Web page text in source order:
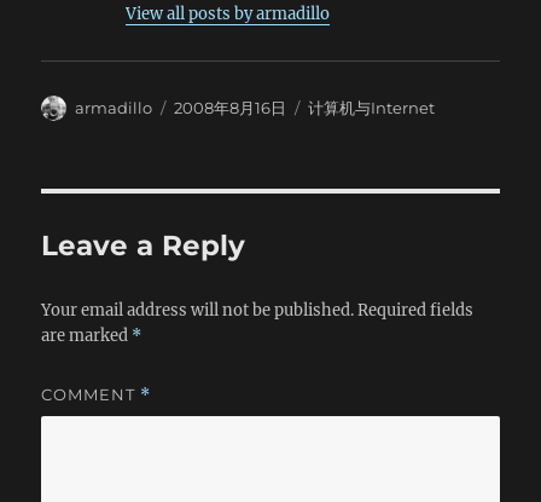
缸里的时候，我喜欢放音乐。但是电脑的声音很小，几乎被换
二是把换气扇的电路从电灯独立出来。左思右想之后，我决定
还是去买个小音箱。 看到有人二十五块卖一套罗技5.1的音
亚马逊上挑了很久，最后找到这个： 二十块钱（不包括iPod
正（在我心理和生理能接受的范围之内）；缺点：要用电池
接，这样意味着我不能给iPhone和iPod充电。 好，说完音
箱，就此打住，总之我非常喜欢，等有钱了换个带俩Dock的，
了。上星期和耳机一起下的单，音箱都收到了，耳机刚刚发
View all posts by armadillo
Author
armadillo
Posted
2008年8月16日 Categories
计算机与Internet
Leave a Reply
Your email address will not be published. Required fields
are marked *
COMMENT *